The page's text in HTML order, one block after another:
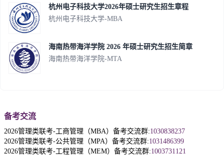
杭州电子科技大学2026年硕士研究生招生章程
杭州电子科技大学-MBA
海南热带海洋学院 2026 年硕士研究生招生简章
海南热带海洋学院-MTA
备考交流
2026管理类联考-工商管理（MBA）备考交流群:1030838237
2026管理类联考-公共管理（MPA）备考交流群:1031486399
2026管理类联考-工程管理（MEM）备考交流群:1003731121